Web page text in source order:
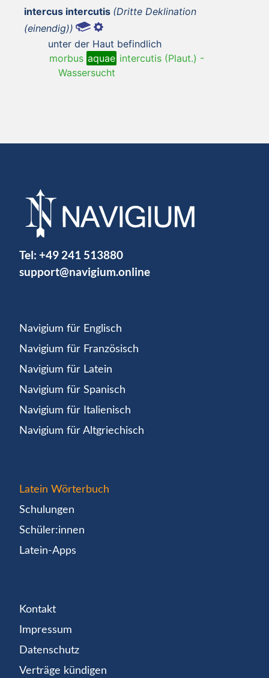
intercus intercutis (Dritte Deklination
(einendig))
unter der Haut befindlich
morbus aquae intercutis (Plaut.) -
Wassersucht
Tel: +49 241 513880
support@navigium.online
Navigium für Englisch
Navigium für Französisch
Navigium für Latein
Navigium für Spanisch
Navigium für Italienisch
Navigium für Altgriechisch
Latein Wörterbuch
Schulungen
Schüler:innen
Latein-Apps
Kontakt
Impressum
Datenschutz
Verträge kündigen